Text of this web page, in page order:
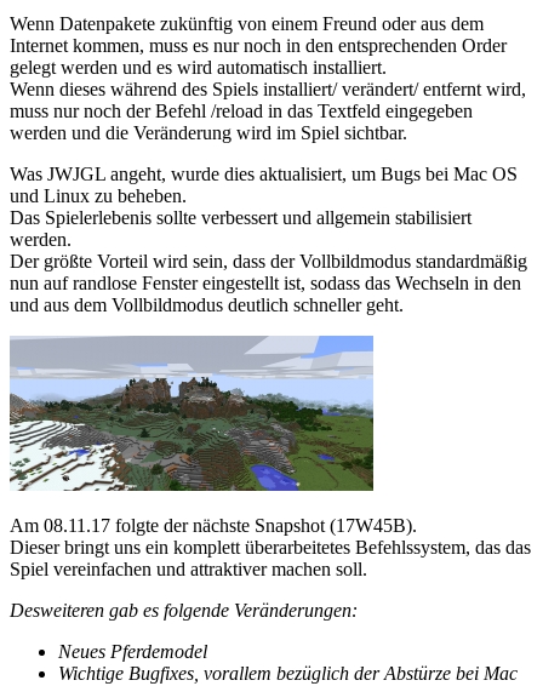
Wenn Datenpakete zukünftig von einem Freund oder aus dem
Internet kommen, muss es nur noch in den entsprechenden Order
gelegt werden und es wird automatisch installiert.
Wenn dieses während des Spiels installiert/ verändert/ entfernt wird,
muss nur noch der Befehl /reload in das Textfeld eingegeben
werden und die Veränderung wird im Spiel sichtbar.
Was JWJGL angeht, wurde dies aktualisiert, um Bugs bei Mac OS
und Linux zu beheben.
Das Spielerlebenis sollte verbessert und allgemein stabilisiert
werden.
Der größte Vorteil wird sein, dass der Vollbildmodus standardmäßig
nun auf randlose Fenster eingestellt ist, sodass das Wechseln in den
und aus dem Vollbildmodus deutlich schneller geht.
Am 08.11.17 folgte der nächste Snapshot (17W45B).
Dieser bringt uns ein komplett überarbeitetes Befehlssystem, das das
Spiel vereinfachen und attraktiver machen soll.
Desweiteren gab es folgende Veränderungen:
Neues Pferdemodel
Wichtige Bugfixes, vorallem bezüglich der Abstürze bei Mac